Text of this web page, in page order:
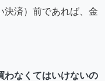
決済）前であれば、金
わなくてはいけないの